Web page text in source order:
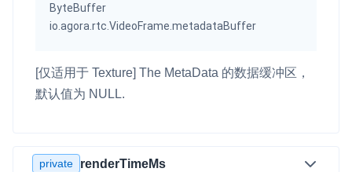
ByteBuffer
io.agora.rtc.VideoFrame.metadataBuffer
[仅适用于 Texture] The MetaData 的数据缓冲区，
默认值为 NULL.
private renderTimeMs